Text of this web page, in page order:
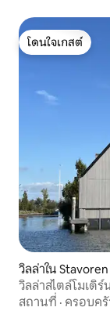
โดนใจเกสต์
โดนใจเกสต์
วิลล่าใน Stavoren
วิลล่าสไตล์โมเดิร์
สถานที่ · ครอบค